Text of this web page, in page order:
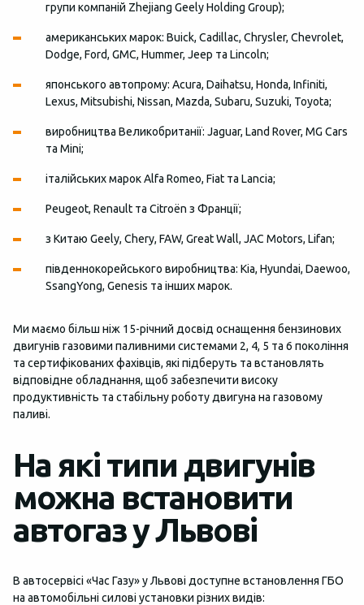
групи компаній Zhejiang Geely Holding Group);
американських марок: Buick, Cadillac, Chrysler, Chevrolet,
Dodge, Ford, GMC, Hummer, Jeep та Lincoln;
японського автопрому: Acura, Daihatsu, Honda, Infiniti,
Lexus, Mitsubishi, Nissan, Mazda, Subaru, Suzuki, Toyota;
виробництва Великобританії: Jaguar, Land Rover, MG Cars
та Mini;
італійських марок Alfa Romeo, Fiat та Lancia;
Peugeot, Renault та Citroën з Франції;
з Китаю Geely, Chery, FAW, Great Wall, JAC Motors, Lifan;
південнокорейського виробництва: Kia, Hyundai, Daewoo,
SsangYong, Genesis та інших марок.
Ми маємо більш ніж 15-річний досвід оснащення бензинових
двигунів газовими паливними системами 2, 4, 5 та 6 покоління
та сертифікованих фахівців, які підберуть та встановлять
відповідне обладнання, щоб забезпечити високу
продуктивність та стабільну роботу двигуна на газовому
паливі.
На які типи двигунів
можна встановити
автогаз у Львові
В автосервісі «Час Газу» у Львові доступне встановлення ГБО
на автомобільні силові установки різних видів: